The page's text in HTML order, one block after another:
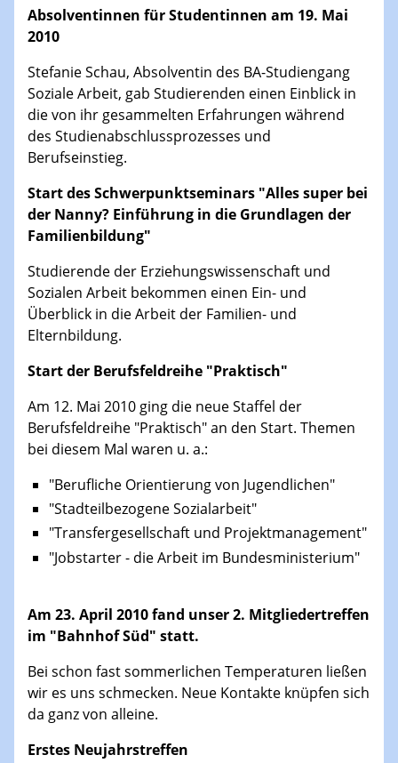
Absolventinnen für Studentinnen am 19. Mai
2010
Stefanie Schau, Absolventin des BA-Studiengang
Soziale Arbeit, gab Studierenden einen Einblick in
die von ihr gesammelten Erfahrungen während
des Studienabschlussprozesses und
Berufseinstieg.
Start des Schwerpunktseminars "Alles super bei
der Nanny? Einführung in die Grundlagen der
Familienbildung"
Studierende der Erziehungswissenschaft und
Sozialen Arbeit bekommen einen Ein- und
Überblick in die Arbeit der Familien- und
Elternbildung.
Start der Berufsfeldreihe "Praktisch"
Am 12. Mai 2010 ging die neue Staffel der
Berufsfeldreihe "Praktisch" an den Start. Themen
bei diesem Mal waren u. a.:
"Berufliche Orientierung von Jugendlichen"
"Stadteilbezogene Sozialarbeit"
"Transfergesellschaft und Projektmanagement"
"Jobstarter - die Arbeit im Bundesministerium"
Am 23. April 2010 fand unser 2. Mitgliedertreffen
im "Bahnhof Süd" statt.
Bei schon fast sommerlichen Temperaturen ließen
wir es uns schmecken. Neue Kontakte knüpfen sich
da ganz von alleine.
Erstes Neujahrstreffen